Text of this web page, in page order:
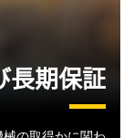
長期保証